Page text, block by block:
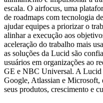
escala. O airfocus, uma
de roadmaps com tecnologia
ajudar equipes a priorizar o
alinhar a execução aos
aceleração do trabalho mais
as soluções da Lucid são
usuários em organizações ao
GE e NBC Universal. A Lucid
Google, Atlassian e Microsoft,
seus produtos, crescimento e